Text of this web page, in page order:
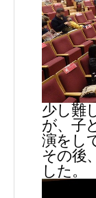
少し難
が、子
演をし
その後
した。